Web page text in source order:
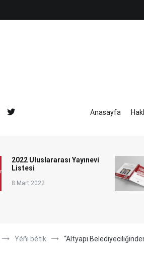
Anasayfa
2022 Uluslararası Yayınevi
Listesi
8 Mart 2022
Yéñi bétik “Altyapı